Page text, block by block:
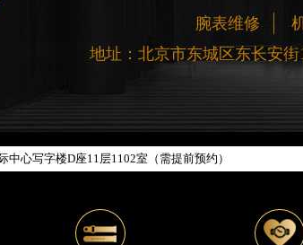
腕表维修
地址：北京市东城区东长安街
化升级公告
热线：400-188-5020
，服务覆盖中国大陆、香港、澳门、台湾全部区域（
地址：
W3座6层602室（需提前预约）
中心写字楼D座11层1102室（需提前预约）
心写字楼26层2603室（需提前预约）
写字楼8层806室（需提前预约）
中心写字楼22层C1-1室（需提前预约）